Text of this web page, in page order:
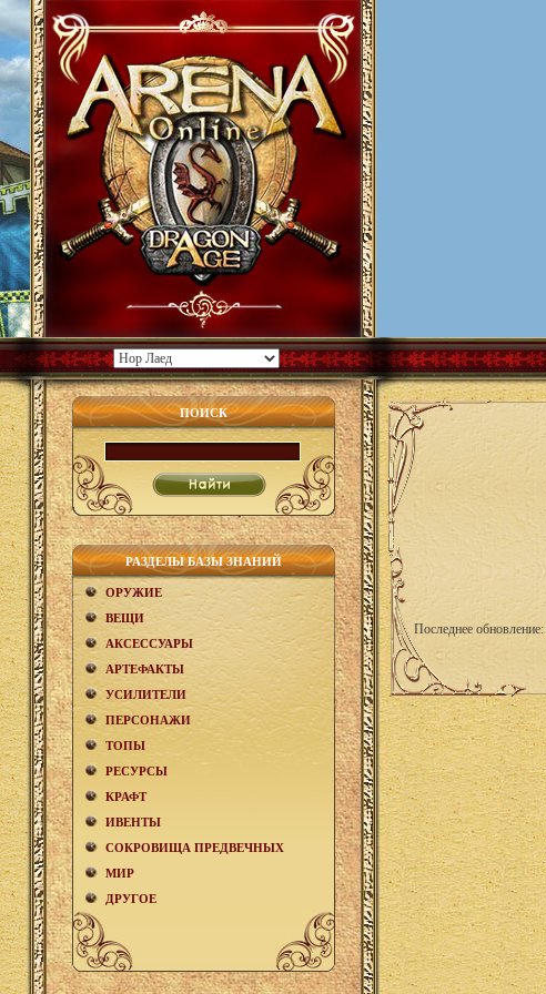
ПОИСК
РАЗДЕЛЫ БАЗЫ ЗНАНИЙ
ОРУЖИЕ
ВЕЩИ
АКCЕСCУАРЫ
АРТЕФАКТЫ
УСИЛИТЕЛИ
ПЕРСОНАЖИ
ТОПЫ
РЕСУРСЫ
КРАФТ
ИВЕНТЫ
СОКРОВИЩА ПРЕДВЕЧНЫХ
МИР
ДРУГОЕ
Последнее обновление: